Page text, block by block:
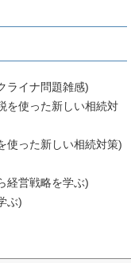
ライナ問題雑感)
を使った新しい相続対
使った新しい相続対策)
経営戦略を学ぶ)
ぶ)